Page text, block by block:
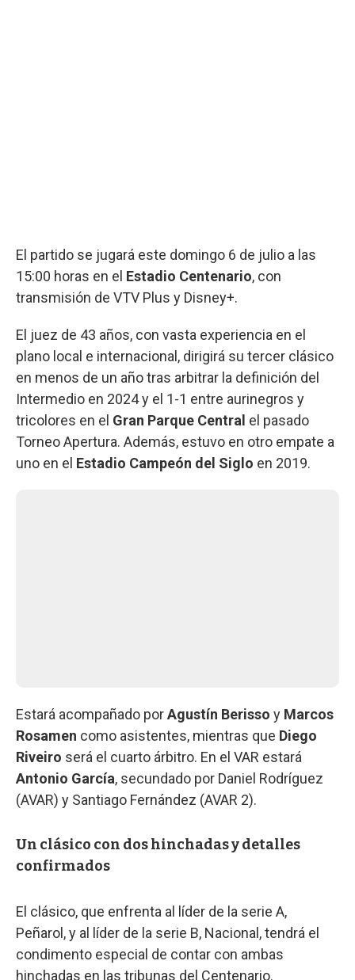
El partido se jugará este domingo 6 de julio a las
15:00 horas en el Estadio Centenario, con
transmisión de VTV Plus y Disney+.
El juez de 43 años, con vasta experiencia en el
plano local e internacional, dirigirá su tercer clásico
en menos de un año tras arbitrar la definición del
Intermedio en 2024 y el 1-1 entre aurinegros y
tricolores en el Gran Parque Central el pasado
Torneo Apertura. Además, estuvo en otro empate a
uno en el Estadio Campeón del Siglo en 2019.
Estará acompañado porAgustín Berisso y Marcos
Rosamen como asistentes, mientras que Diego
Riveiro será el cuarto árbitro. En el VAR estará
Antonio García, secundado por Daniel Rodríguez
(AVAR) y Santiago Fernández (AVAR 2).
Un clásico con dos hinchadas y detalles
confirmados
El clásico, que enfrenta al líder de la serie A,
Peñarol, y al líder de la serie B, Nacional, tendrá el
condimento especial de contar con ambas
hinchadas en las tribunas del Centenario.